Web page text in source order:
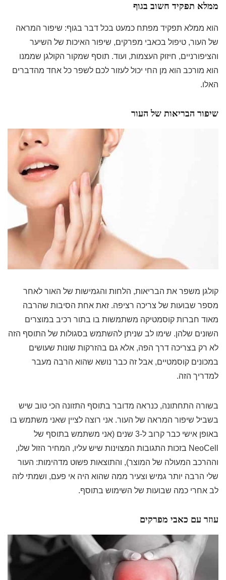
ממלא תפקיד חשוב בגוף
הוא ממלא תפקיד מפתח כמעט בכל דבר בגוף: שיפור המראה
של העור, טיפול בכאבי מפרקים, שיפור האיכות של השיער
והציפורניים, חיזוק העצמות, ועוד. תוסף שמקור הקולגן שממנו
הוא מורכב הוא מן החי יכול לעזור לכם לשפר כל אחד מהדברים
האלו.
שיפור הבריאות של העור
קולגן משפר את הבריאות, הלחות והגמישות של האור לאחר
מספר שבועות של צריכה רציפה. זאת אחת הסיבות שהרבה
מאוד חברות קוסמטיקה משתמשות בו בתור רכיב במוצרים
השונים שלהן. שימו לב שניתן להשתמש בסגולות של התוסף הזה
לא רק בצריכה דרך הפה, אלא גם בהזרקות שונות שעושים
במכונים קוסמטיים, אבל זה כבר נושא שהוא הרבה מעבר
למדריך הזה.
בשורה התחתונה, כנראה מדובר בתוסף התזונה הכי טוב שיש
בשביל שיפור המראה של העור. אני רוצה לציין שאני משתמש בו
באופן אישי כבר קרוב ל-3 שנים (אני משתמש בתוסף של
NeoCell בזכות התגובות המצוינות שיש עליו, המחיר הזול שלו,
וההרכב המעולה של המוצר), והתוצאות פשוט מדהימות: העור
שלי הרבה יותר גמיש וצעיר ממה שהוא היה אי פעם, ושמתי לזה
לב אחרי כמה שבועות של השימוש בתוסף.
עוזר עם כאבי מפרקים